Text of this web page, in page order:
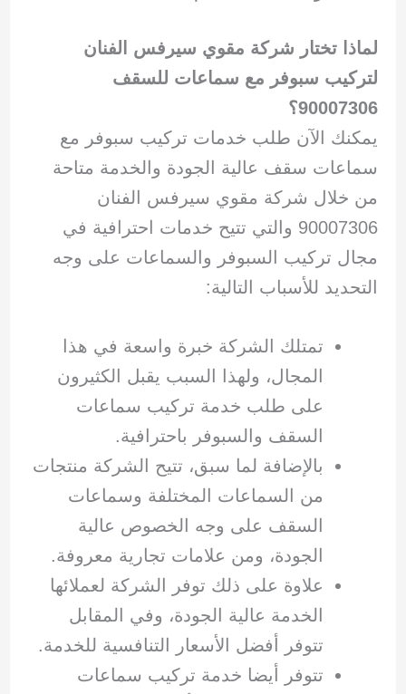
لماذا تختار شركة مقوي سيرفس الفنان
لتركيب سبوفر مع سماعات للسقف
90007306؟
يمكنك الآن طلب خدمات تركيب سبوفر مع
سماعات سقف عالية الجودة والخدمة متاحة
من خلال شركة مقوي سيرفس الفنان
90007306 والتي تتيح خدمات احترافية في
مجال تركيب السبوفر والسماعات على وجه
التحديد للأسباب التالية:
تمتلك الشركة خبرة واسعة في هذا
المجال، ولهذا السبب يقبل الكثيرون
على طلب خدمة تركيب سماعات
السقف والسبوفر باحترافية.
بالإضافة لما سبق، تتيح الشركة منتجات
من السماعات المختلفة وسماعات
السقف على وجه الخصوص عالية
الجودة، ومن علامات تجارية معروفة.
علاوة على ذلك توفر الشركة لعملائها
الخدمة عالية الجودة، وفي المقابل
تتوفر أفضل الأسعار التنافسية للخدمة.
تتوفر أيضا خدمة تركيب سماعات